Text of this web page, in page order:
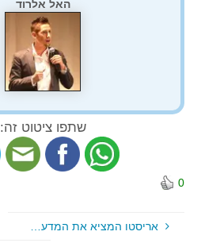
האל אלרוד
שתפו ציטוט זה:
0
אריסטו המציא את המדע…